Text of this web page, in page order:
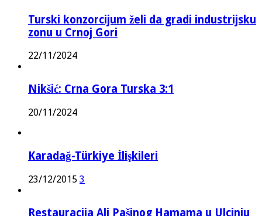
Turski konzorcijum želi da gradi industrijsku
zonu u Crnoj Gori
22/11/2024
Nikšić: Crna Gora Turska 3:1
20/11/2024
Karadağ-Türkiye İlişkileri
23/12/2015 3
Restauracija Ali Pašinog Hamama u Ulcinju